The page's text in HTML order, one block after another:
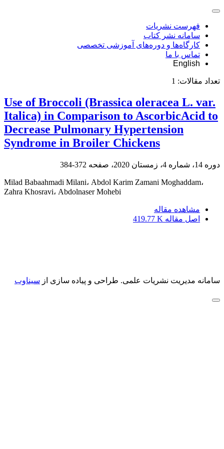
فهرست نشریات
سامانه نشر کتاب
کارگاه‌ها و دوره‌های آموزشی تخصصی
تماس با ما
English
تعداد مقالات: 1
Use of Broccoli (Brassica oleracea L. var.
Italica) in Comparison to AscorbicAcid to
Decrease Pulmonary Hypertension
Syndrome in Broiler Chickens
دوره 14، شماره 4، زمستان 2020، صفحه 372-384
Milad Babaahmadi Milani، Abdol Karim Zamani Moghaddam،
Zahra Khosravi، Abdolnaser Mohebi
مشاهده مقاله
اصل مقاله 419.77 K
سامانه مدیریت نشریات علمی. طراحی و پیاده سازی از سیناوب